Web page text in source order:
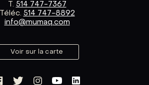
T. 514 747-7367
Téléc. 514 747-8892
info@mumaq.com
Voir sur la carte